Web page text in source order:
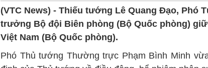
(VTC News) - Thiếu tướng Lê Quang Đạo, Phó
trưởng Bộ đội Biên phòng (Bộ Quốc phòng)
Việt Nam (Bộ Quốc phòng).
Phó Thủ tướng Thường trực Phạm Bình Minh